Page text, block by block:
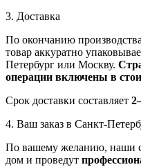
3. Доставка
По окончанию
товар аккуратно
Петербург или Москву.
операции включены в
Срок доставки составляет
4. Ваш заказ в Санкт-
По вашему желанию, наши
дом и проведут